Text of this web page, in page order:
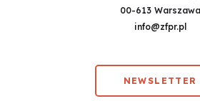
00-613 Warszawa
info@zfpr.pl
NEWSLETTER